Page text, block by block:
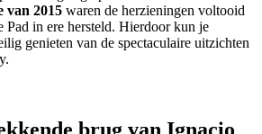
van 2015 waren de herzieningen voltooid
in ere hersteld. Hierdoor kun je
genieten van de spectaculaire uitzichten
brug van Ignacio